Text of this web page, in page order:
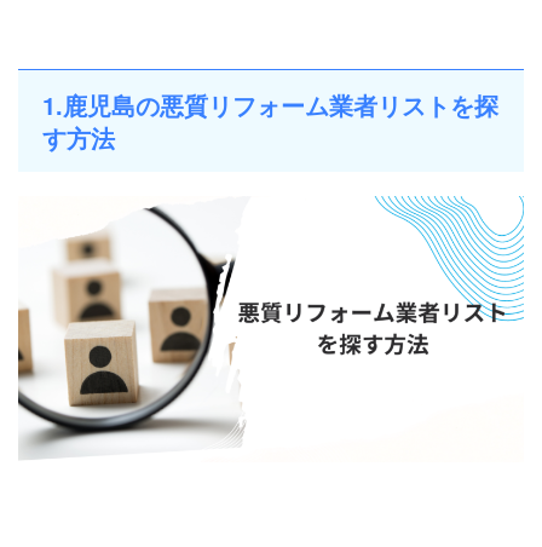
1.鹿児島の悪質リフォーム業者リストを探
す方法